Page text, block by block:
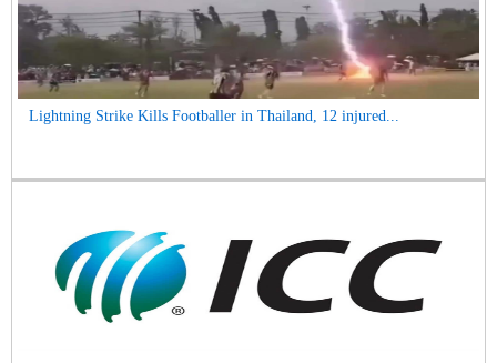
Lightning Strike Kills Footballer in Thailand, 12 injured...